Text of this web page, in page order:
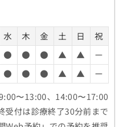
水 木 金 土 日
祝
● ● ● ▲ ▲
ー
● ● ● ▲ ▲
ー
〜13:00、14:00〜17:00
受付は診療終了30分前まで